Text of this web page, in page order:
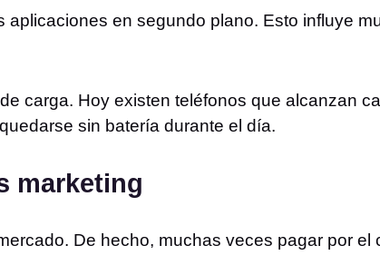
en segundo plano. Esto influye
carga. Hoy existen teléfonos que alcanzan
sin batería durante el día.
marketing
De hecho, muchas veces pagar por el